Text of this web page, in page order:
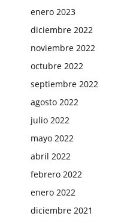
enero 2023
diciembre 2022
noviembre 2022
octubre 2022
septiembre 2022
agosto 2022
julio 2022
mayo 2022
abril 2022
febrero 2022
enero 2022
diciembre 2021